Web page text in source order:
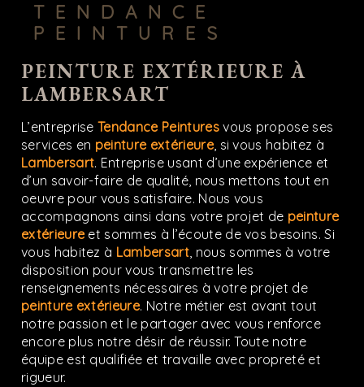
TENDANCE
PEINTURES
PEINTURE EXTÉRIEURE À
LAMBERSART
L’entrepriseTendance Peinturesvous propose ses
services en peinture extérieure, si vous habitez à
Lambersart. Entreprise usant d’une expérience et
d’un savoir-faire de qualité, nous mettons tout en
oeuvre pour vous satisfaire. Nous vous
accompagnons ainsi dans votre projet de peinture
extérieureet sommes à l’écoute de vos besoins. Si
vous habitez à Lambersart, nous sommes à votre
disposition pour vous transmettre les
renseignements nécessaires à votre projet de
peinture extérieure. Notre métier est avant tout
notre passion et le partager avec vous renforce
encore plus notre désir de réussir. Toute notre
équipe est qualifiée et travaille avec propreté et
rigueur.